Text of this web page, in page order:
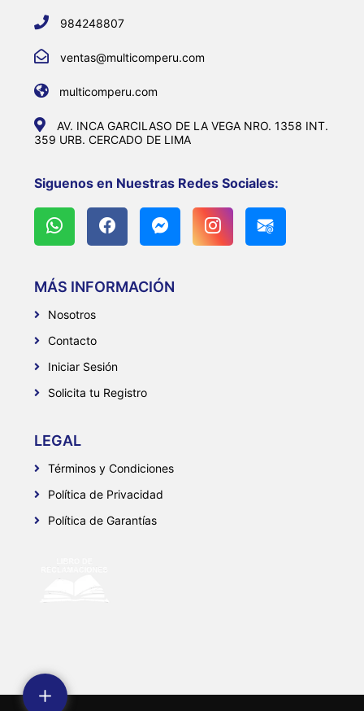
984248807
ventas@multicomperu.com
multicomperu.com
AV. INCA GARCILASO DE LA VEGA NRO. 1358 INT.
359 URB. CERCADO DE LIMA
Siguenos en Nuestras Redes Sociales:
MÁS INFORMACIÓN
Nosotros
Contacto
Iniciar Sesión
Solicita tu Registro
LEGAL
Términos y Condiciones
Política de Privacidad
Política de Garantías